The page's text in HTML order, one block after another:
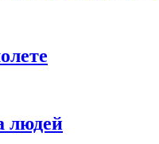
людей